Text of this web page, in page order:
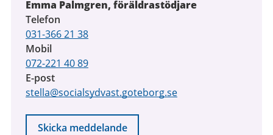
Emma Palmgren, föräldrastödjare
Telefon
031-366 21 38
Mobil
072-221 40 89
E-post
stella@socialsydvast.goteborg.se
Skicka meddelande